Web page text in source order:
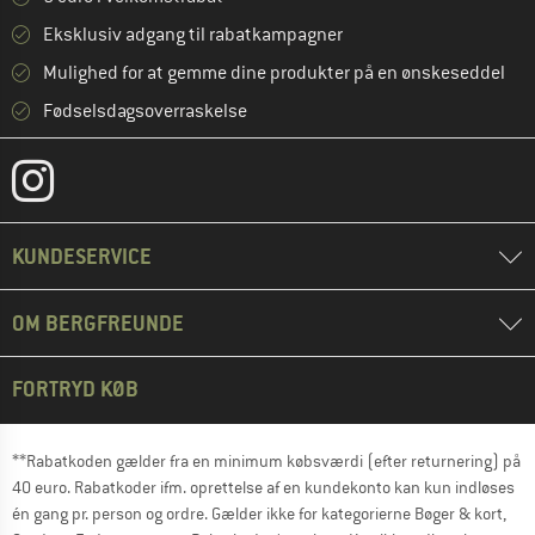
Eksklusiv adgang til rabatkampagner
Mulighed for at gemme dine produkter på en ønskeseddel
Fødselsdagsoverraskelse
KUNDESERVICE
OM BERGFREUNDE
FORTRYD KØB
**Rabatkoden gælder fra en minimum købsværdi (efter returnering) på
40 euro. Rabatkoder ifm. oprettelse af en kundekonto kan kun indløses
én gang pr. person og ordre. Gælder ikke for kategorierne Bøger & kort,